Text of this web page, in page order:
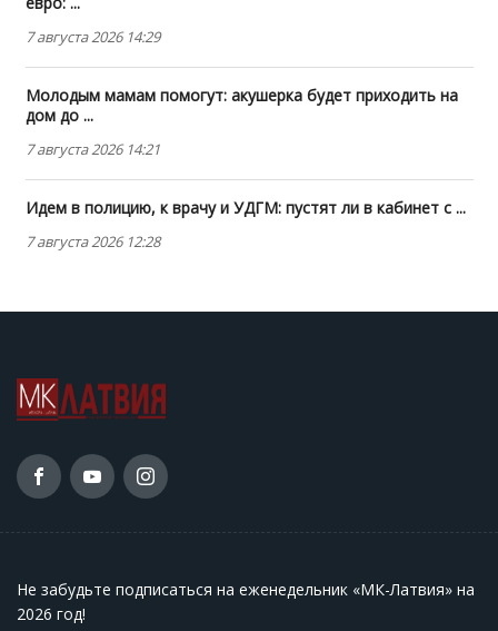
7 августа 2026 14:29
Молодым мамам помогут: акушерка будет приходить на
дом до ...
7 августа 2026 14:21
Идем в полицию, к врачу и УДГМ: пустят ли в кабинет с ...
7 августа 2026 12:28
Не забудьте подписаться на еженедельник «МК-Латвия» на
2026 год!